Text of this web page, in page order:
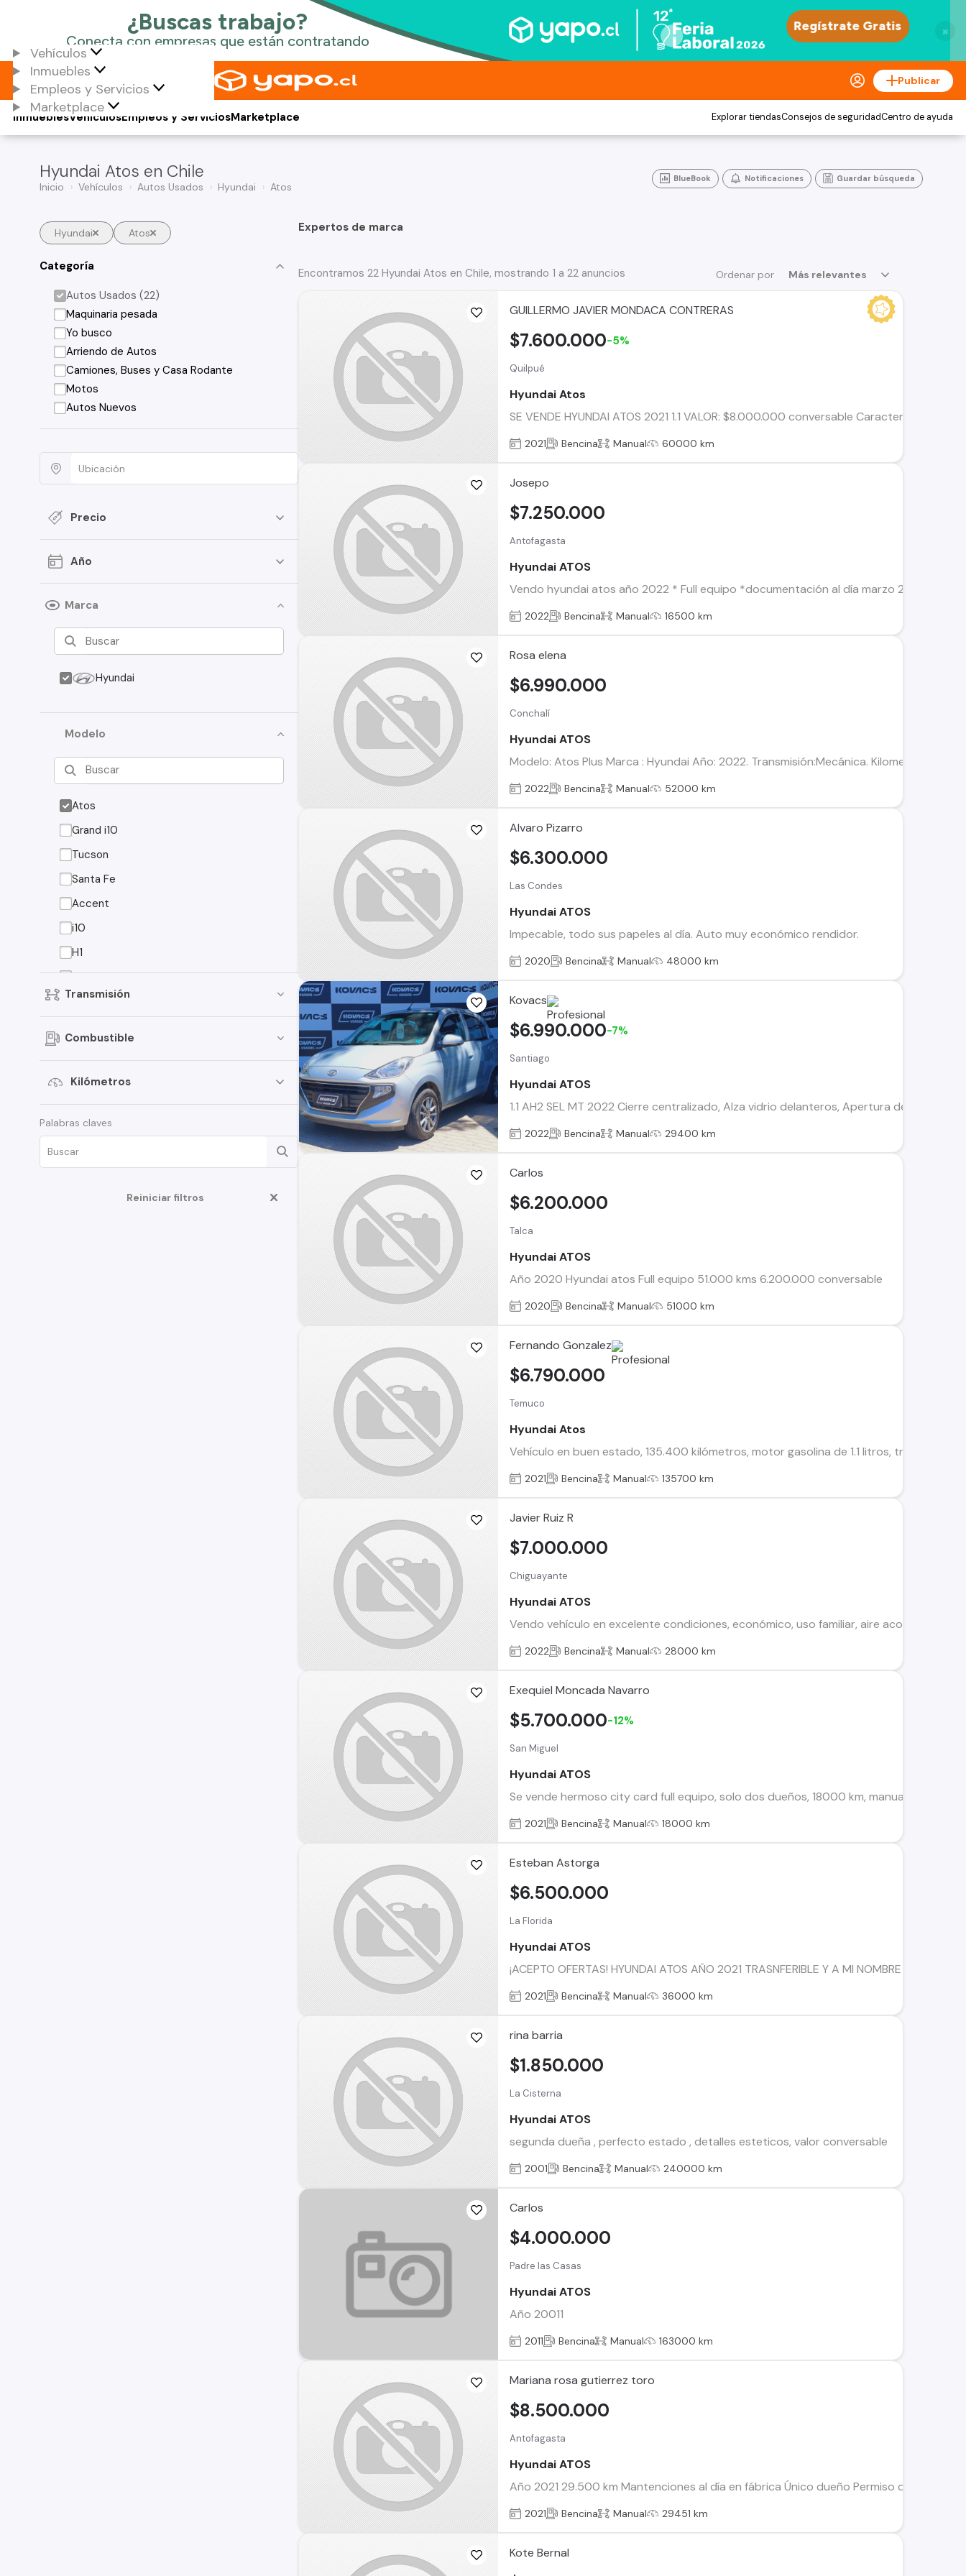
×
Vehículos
Inmuebles
Empleos y Servicios
Marketplace
Publicar
Vehículos
Inmuebles Empleos y ServiciosMarketplace Explorar tiendasConsejos de seguridadCentro de ayuda
Hyundai Atos en Chile
Inicio Vehículos Autos Usados Hyundai Atos
BlueBook Notificaciones Guardar búsqueda
Hyundai Atos
Categoría
Autos Usados (22)
Maquinaria pesada
Yo busco
Arriendo de Autos
Camiones, Buses y Casa Rodante
Motos
Autos Nuevos
Precio
Año
Marca
Hyundai
Modelo
Atos
Grand i10
Tucson
Santa Fe
Accent
i10
H1
EON
Elantra
i30
i20
Verna
Venue
Grand i-10 Sedán
Transmisión
Combustible
Kilómetros
Palabras claves
Reiniciar filtros
Expertos de marca
Ordenar por Más relevantes
Encontramos 22 Hyundai Atos en Chile, mostrando 1 a 22 anuncios
GUILLERMO JAVIER MONDACA CONTRERAS
Quilpué
Hyundai Atos
SE VENDE HYUNDAI ATOS 2021 1.1 VALOR: $8.000.000 conversable Características:
$7.600.000-5%
2021 Bencina Manual 60000 km
Josepo
Antofagasta
Hyundai ATOS
Vendo hyundai atos año 2022 * Full equipo *documentación al día marzo 2024
$7.250.000
2022 Bencina Manual 16500 km
Rosa elena
Conchalí
Hyundai ATOS
Modelo: Atos Plus Marca : Hyundai Año: 2022. Transmisión:Mecánica. Kilometraje
$6.990.000
2022 Bencina Manual 52000 km
Alvaro Pizarro
Las Condes
Hyundai ATOS
Impecable, todo sus papeles al día. Auto muy económico rendidor.
$6.300.000
2020 Bencina Manual 48000 km
Kovacs
Santiago
Hyundai ATOS
1.1 AH2 SEL MT 2022 Cierre centralizado, Alza vidrio delanteros, Apertura de maleta
$6.990.000-7%
2022 Bencina Manual 29400 km
Carlos
Talca
Hyundai ATOS
Año 2020 Hyundai atos Full equipo 51.000 kms 6.200.000 conversable
$6.200.000
2020 Bencina Manual 51000 km
Fernando Gonzalez
Temuco
Hyundai Atos
Vehículo en buen estado, 135.400 kilómetros, motor gasolina de 1.1 litros,
$6.790.000
2021 Bencina Manual 135700 km
Javier Ruiz R
Chiguayante
Hyundai ATOS
Vendo vehículo en excelente condiciones, económico, uso familiar, aire
$7.000.000
2022 Bencina Manual 28000 km
Exequiel Moncada Navarro
San Miguel
Hyundai ATOS
Se vende hermoso city card full equipo, solo dos dueños, 18000 km, manual, color gris
$5.700.000-12%
2021 Bencina Manual 18000 km
Esteban Astorga
La Florida
Hyundai ATOS
¡ACEPTO OFERTAS! HYUNDAI ATOS AÑO 2021 TRASNFERIBLE Y A MI NOMBRE SOLO 2
$6.500.000
2021 Bencina Manual 36000 km
rina barria
La Cisterna
Hyundai ATOS
segunda dueña , perfecto estado , detalles esteticos, valor conversable
$1.850.000
2001 Bencina Manual 240000 km
Carlos
Padre las Casas
Hyundai ATOS
Año 20011
$4.000.000
2011 Bencina Manual 163000 km
Mariana rosa gutierrez toro
Antofagasta
Hyundai ATOS
Año 2021 29.500 km Mantenciones al día en fábrica Único dueño Permiso de
$8.500.000
2021 Bencina Manual 29451 km
Kote Bernal